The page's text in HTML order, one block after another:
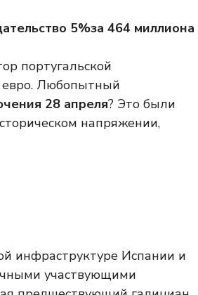
5%за 464 миллиона
португальской
евро. Любопытный
28 апреля? Это были
напряжении,
инфраструктуре Испании и
участвующими